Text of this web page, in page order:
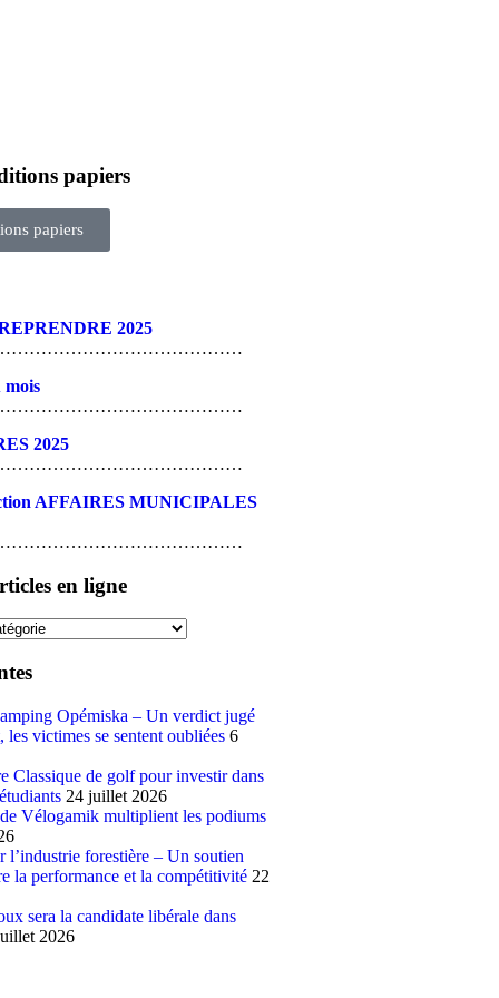
papiers
papiers
2025
mois
2025
AFFAIRES MUNICIPALES
en ligne
Opémiska – Un verdict jugé
les victimes se sentent oubliées 6
Classique de golf pour investir dans
24 juillet 2026
Vélogamik multiplient les podiums
l’industrie forestière – Un soutien
la performance et la compétitivité 22
sera la candidate libérale dans
2026